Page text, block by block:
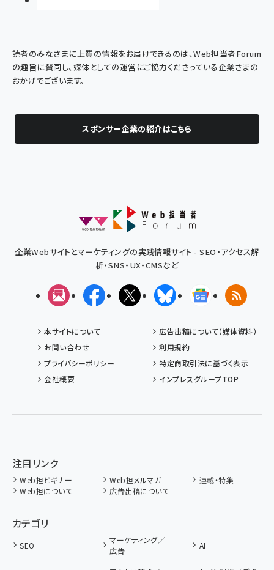
読者のみなさまに上質の情報をお届けできるのは、Web担当者Forum
の趣旨に賛同し、媒体としての運営にご協力くださっている企業さまの
おかげでございます。
スポンサー企業の紹介はこちら
企業Webサイトとマーケティングの実践情報サイト - SEO・アクセス解
析・SNS・UX・CMSなど
メルマガFacebookX(エックス)BlueskyGoogleニュ
RSS
本サイトについて
広告出稿について（媒体資料）
お問い合わせ
利用規約
プライバシーポリシー
特定商取引法に基づく表示
会社概要
インプレスグループTOP
注目リンク
Web担ビギナー Web担メルマガ
連載・特集
Web担について
広告出稿について
カテゴリ
SEO
マーケティング／
広告
AI